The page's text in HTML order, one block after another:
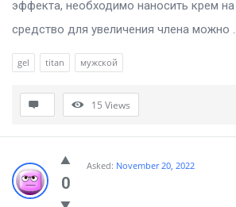
эффекта, необходимо наносить крем
средство для увеличения члена можно
gel titan мужской
15 Views
0
Asked: November 20, 2022